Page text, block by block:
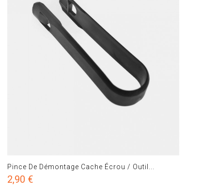
Pince De Démontage Cache Écrou / Outil...
2,90 €